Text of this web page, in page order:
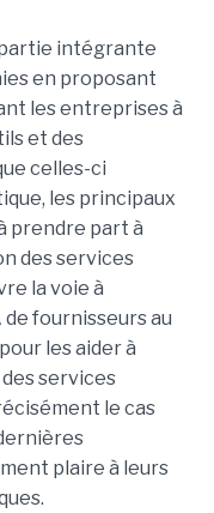
intégrante
en proposant
les entreprises à
et des
celles-ci
les principaux
prendre part à
des services
la voie à
fournisseurs au
les aider à
services
le cas
plaire à leurs